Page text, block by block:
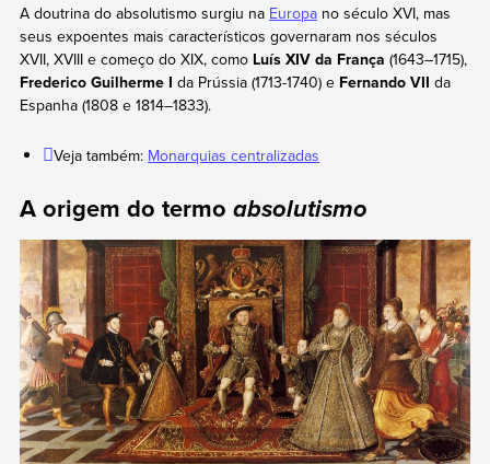
A doutrina do absolutismo surgiu na Europano século XVI, mas
seus expoentes mais característicos governaram nos séculos
XVII, XVIII e começo do XIX, como Luís XIV da França (1643–1715),
Frederico Guilherme I da Prússia (1713-1740) e Fernando VII da
Espanha (1808 e 1814–1833).
Veja também: Monarquias centralizadas
A origem do termo absolutismo